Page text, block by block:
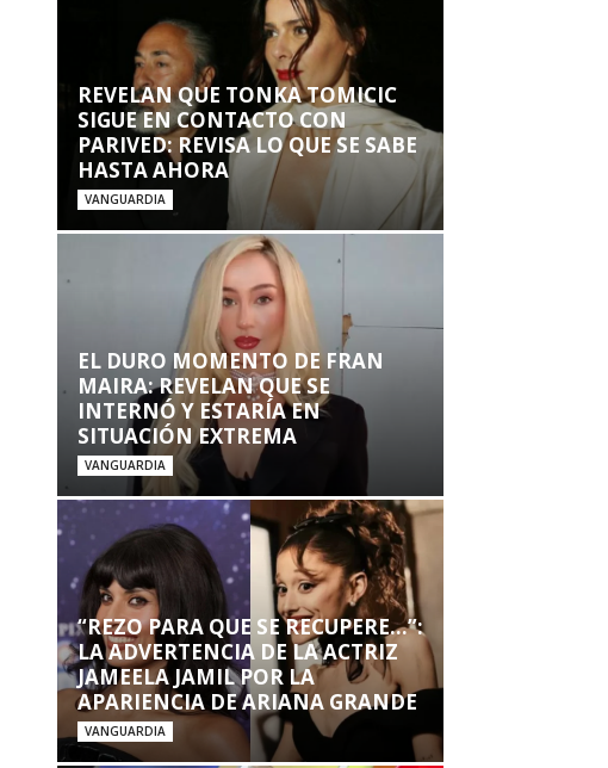
REVELAN QUE TONKA TOMICIC
SIGUE EN CONTACTO CON
PARIVED: REVISA LO QUE SE SABE
HASTA AHORA
VANGUARDIA
EL DURO MOMENTO DE FRAN
MAIRA: REVELAN QUE SE
INTERNÓ Y ESTARÍA EN
SITUACIÓN EXTREMA
VANGUARDIA
“REZO PARA QUE SE RECUPERE…”:
LA ADVERTENCIA DE LA ACTRIZ
JAMEELA JAMIL POR LA
APARIENCIA DE ARIANA GRANDE
VANGUARDIA